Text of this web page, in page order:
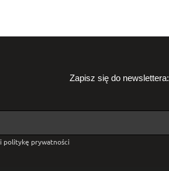
Zapisz się do newslettera:
politykę prywatności